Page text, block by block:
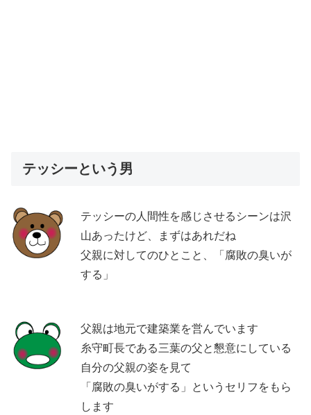
テッシーという男
テッシーの人間性を感じさせるシーンは沢
山あったけど、まずはあれだね
父親に対してのひとこと、「腐敗の臭いが
する」
父親は地元で建築業を営んでいます
糸守町長である三葉の父と懇意にしている
自分の父親の姿を見て
「腐敗の臭いがする」というセリフをもら
します